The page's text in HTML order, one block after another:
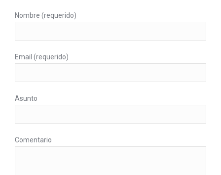
Nombre (requerido)
Email (requerido)
Asunto
Comentario